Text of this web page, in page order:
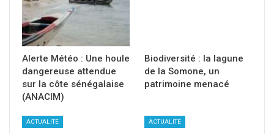
Alerte Météo : Une houle
dangereuse attendue
sur la côte sénégalaise
(ANACIM)
Biodiversité : la lagune
de la Somone, un
patrimoine menacé
ACTUALITE ACTUALITE